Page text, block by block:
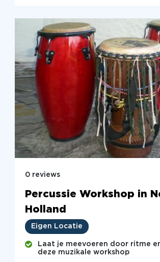
0 reviews
Percussie Workshop in
Holland
Eigen Locatie
Laat je meevoeren door ritme
deze muzikale workshop